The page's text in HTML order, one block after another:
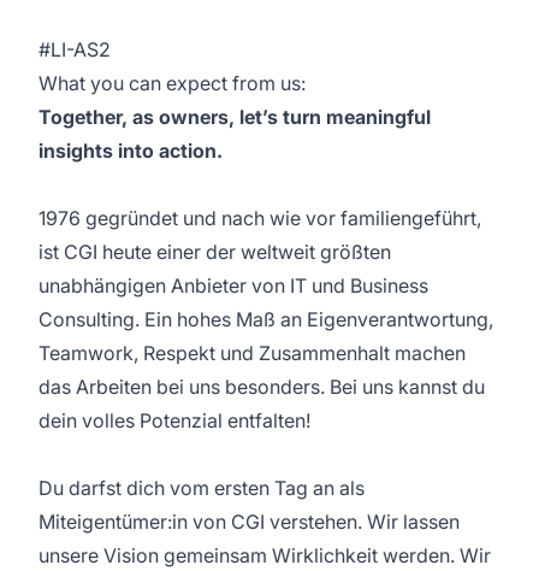
#LI-AS2
What you can expect from us:
Together, as owners, let’s turn meaningful
insights into action.
1976 gegründet und nach wie vor familiengeführt,
ist CGI heute einer der weltweit größten
unabhängigen Anbieter von IT und Business
Consulting. Ein hohes Maß an Eigenverantwortung,
Teamwork, Respekt und Zusammenhalt machen
das Arbeiten bei uns besonders. Bei uns kannst du
dein volles Potenzial entfalten!
Du darfst dich vom ersten Tag an als
Miteigentümer:in von CGI verstehen. Wir lassen
unsere Vision gemeinsam Wirklichkeit werden. Wir